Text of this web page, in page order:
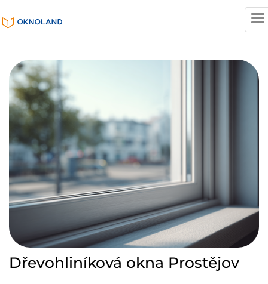
Dřevohliníková okna Prostějov